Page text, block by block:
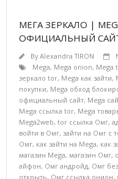
МЕГА ЗЕРКАЛО |
ОФИЦИАЛЬНЫЙ
ByAlexandra TIRON
Mega, Mega onion, Mega
зеркало tor, Mega как зайти,
покупки, Mega обход
официальный сайт, Mega
Mega ссылка tor, Mega
Mega2web, tor ссылка Омг,
войти в Омг, зайти на Омг с
Омг, как зайти на Mega, как
магазин Mega, магазин Омг,
айфон, Омг андройд, Омг
открыть, Омг ссылка онион,